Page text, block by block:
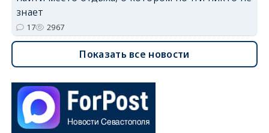
знает
17 2967
Показать все новости